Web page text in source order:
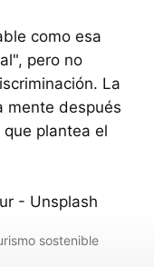
como esa
pero no
La
mente después
plantea el
- Unsplash
sostenible